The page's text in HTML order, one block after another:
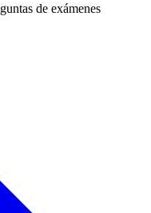
de exámenes